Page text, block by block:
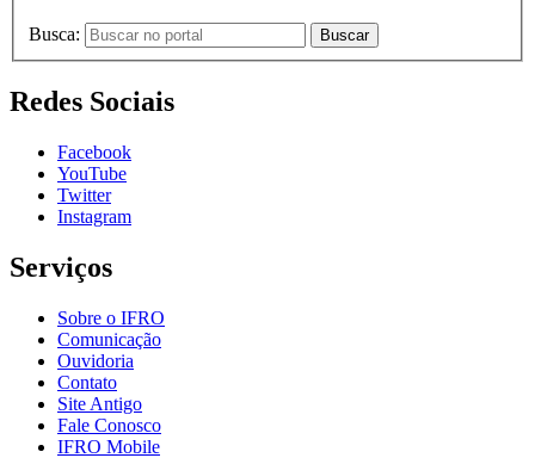
Busca: Buscar
Redes Sociais
Facebook
YouTube
Twitter
Instagram
Serviços
Sobre o IFRO
Comunicação
Ouvidoria
Contato
Site Antigo
Fale Conosco
IFRO Mobile